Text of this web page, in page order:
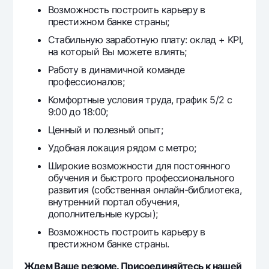
Возможность построить карьеру в
престижном банке страны;
Стабильную заработную плату: оклад + KPI,
на который Вы можете влиять;
Работу в динамичной команде
профессионалов;
Комфортные условия труда, график 5/2 с
9:00 до 18:00;
Ценный и полезный опыт;
Удобная локация рядом с метро;
Широкие возможности для постоянного
обучения и быстрого профессионального
развития (собственная онлайн-библиотека,
внутренний портал обучения,
дополнительные курсы);
Возможность построить карьеру в
престижном банке страны.
Ждем Ваше резюме. Присоединяйтесь к нашей